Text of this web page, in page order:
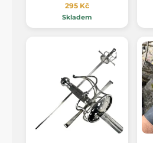
295 Kč
Skladem